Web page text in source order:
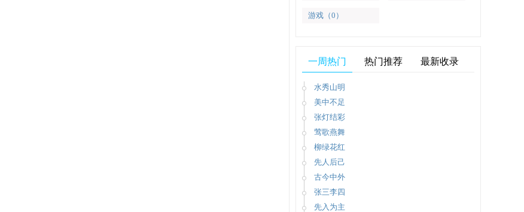
游戏（0）
一周热门 热门推荐 最新收录
水秀山明
美中不足
张灯结彩
莺歌燕舞
柳绿花红
先人后己
古今中外
张三李四
先入为主